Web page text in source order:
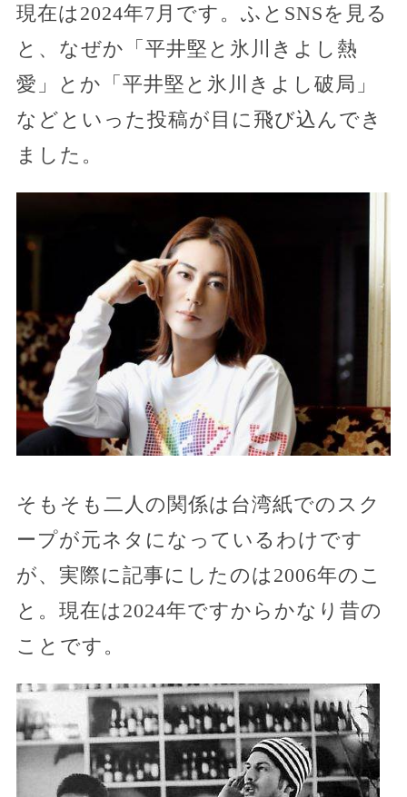
現在は2024年7月です。ふとSNSを見る
と、なぜか「平井堅と氷川きよし熱
愛」とか「平井堅と氷川きよし破局」
などといった投稿が目に飛び込んでき
ました。
そもそも二人の関係は台湾紙でのスク
ープが元ネタになっているわけです
が、実際に記事にしたのは2006年のこ
と。現在は2024年ですからかなり昔の
ことです。